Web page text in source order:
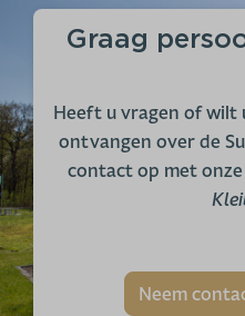
Graag
Heeft u vragen of wilt
ontvangen over de
contact op met onze
Neem